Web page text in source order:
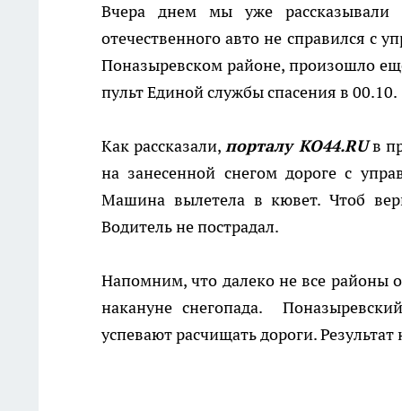
Вчера днем мы уже
отечественного авто не справился с
Поназыревском районе, произошло
пульт Единой службы спасения в 00.10.
Как рассказали,порталу КО44.RUв
на занесенной снегом дороге с
Машина вылетела в кювет. Чтоб
Водитель не пострадал.
Напомним, что далеко не все районы
накануне снегопада.
успевают расчищать дороги. Результат